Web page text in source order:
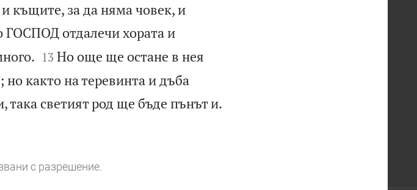
къщите, за да няма човек, и
ГОСПОД отдалечи хората и

13 Но още ще остане в нея
но както на теревинта и дъба
така светият род ще бъде пънът и.
с разрешение.